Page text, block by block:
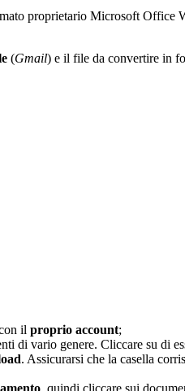
proprietario Microsoft Office
(Gmail) e il file da convertire in
il proprio account;
di vario genere. Cliccare su di
. Assicurarsi che la casella
, quindi cliccare sui